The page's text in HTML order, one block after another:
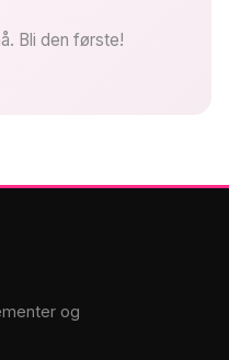
Bli den første!
og